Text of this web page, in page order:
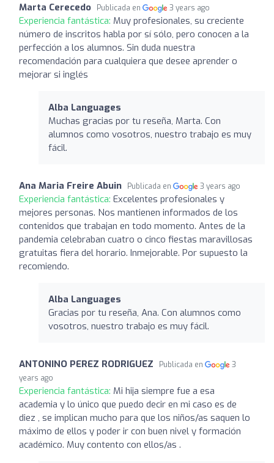
Marta Cerecedo Publicada en 3 years ago
Experiencia fantástica: Muy profesionales, su creciente
número de inscritos habla por sí sólo, pero conocen a la
perfección a los alumnos. Sin duda nuestra
recomendación para cualquiera que desee aprender o
mejorar si inglés
Alba Languages
Muchas gracias por tu reseña, Marta. Con
alumnos como vosotros, nuestro trabajo es muy
fácil.
Ana Maria Freire Abuin Publicada en 3 years ago
Experiencia fantástica: Excelentes profesionales y
mejores personas. Nos mantienen informados de los
contenidos que trabajan en todo momento. Antes de la
pandemia celebraban cuatro o cinco fiestas maravillosas
gratuitas fiera del horario. Inmejorable. Por supuesto la
recomiendo.
Alba Languages
Gracias por tu reseña, Ana. Con alumnos como
vosotros, nuestro trabajo es muy fácil.
ANTONINO PEREZ RODRIGUEZ Publicada en
3
years ago
Experiencia fantástica: Mi hija siempre fue a esa
academia y lo único que puedo decir en mi caso es de
diez , se implican mucho para que los niños/as saquen lo
máximo de ellos y poder ir con buen nivel y formación
académico. Muy contento con ellos/as .